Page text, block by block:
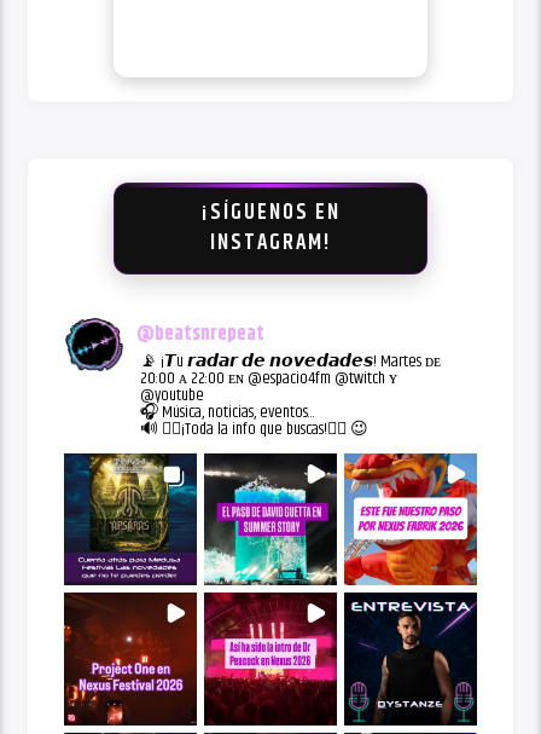
¡SÍGUENOS EN
INSTAGRAM!
@beatsnrepeat
📡 ¡𝙏u 𝙧𝙖𝙙𝙖𝙧 𝙙𝙚 𝙣𝙤𝙫𝙚𝙙𝙖𝙙𝙚𝙨! Martes ᴅᴇ
20:00 ᴀ 22:00 ᴇɴ @espacio4fm @twitch ʏ
@youtube
🎧 Música, noticias, eventos...
🔊 👇🏻¡Toda la info que buscas!👇🏻 😉